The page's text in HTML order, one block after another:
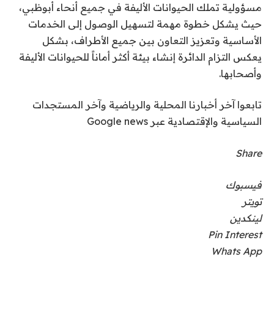
مسؤولية تملك الحيوانات الأليفة في جميع أنحاء أبوظبي،
حيث يشكل خطوة مهمة لتسهيل الوصول إلى الخدمات
الأساسية وتعزيز التعاون بين جميع الأطراف، بشكل
يعكس التزام الدائرة إنشاء بيئة أكثر أماناً للحيوانات الأليفة
وأصحابها.
تابعوا آخر أخبارنا المحلية والرياضية وآخر المستجدات
السياسية والإقتصادية عبر Google news
Share
فيسبوك
تويتر
لينكدين
Pin Interest
Whats App